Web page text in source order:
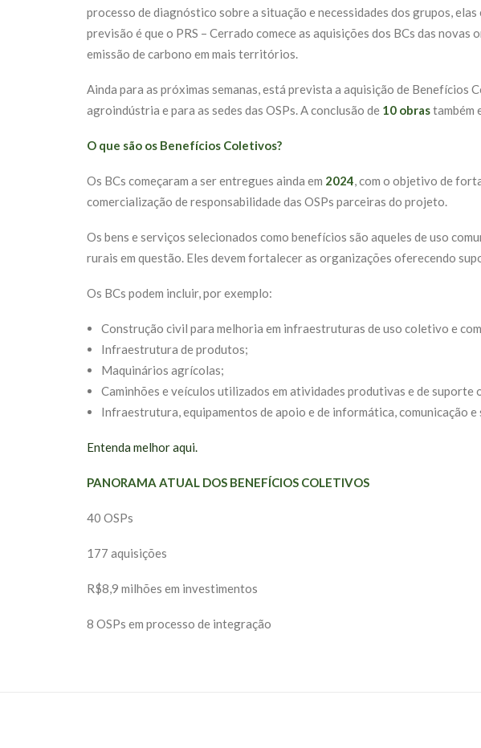
processo de diagnóstico sobre a situação e necessidades dos grupos,
previsão é que o PRS – Cerrado comece as aquisições dos BCs das novas
emissão de carbono em mais territórios.
Ainda para as próximas semanas, está prevista a aquisição de
agroindústria e para as sedes das OSPs. A conclusão de 10 obrastambém
O que são os Benefícios Coletivos?
Os BCs começaram a ser entregues ainda em 2024, com o objetivo de
comercialização de responsabilidade das OSPs parceiras do projeto.
Os bens e serviços selecionados como benefícios são aqueles de uso
rurais em questão. Eles devem fortalecer as organizações oferecendo
Os BCs podem incluir, por exemplo:
Construção civil para melhoria em infraestruturas de uso coletivo e
Infraestrutura de produtos;
Maquinários agrícolas;
Caminhões e veículos utilizados em atividades produtivas e de
Infraestrutura, equipamentos de apoio e de informática, comunicação
Entenda melhor aqui.
PANORAMA ATUAL DOS BENEFÍCIOS COLETIVOS
40 OSPs
177 aquisições
R$8,9 milhões em investimentos
8 OSPs em processo de integração